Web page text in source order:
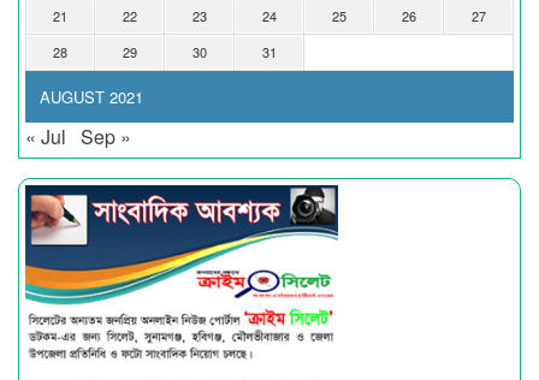
AUGUST 2021
21
22 23 24 25 26
27
28
29 30 31
« Jul Sep »